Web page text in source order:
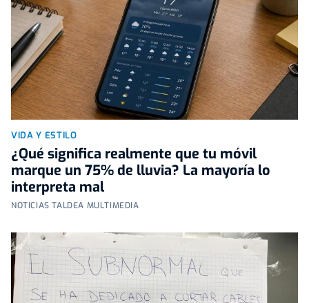
VIDA Y ESTILO
¿Qué significa realmente que tu móvil
marque un 75% de lluvia? La mayoría lo
interpreta mal
NOTICIAS TALDEA MULTIMEDIA